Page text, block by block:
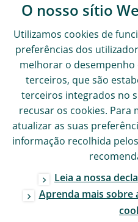
O nosso sítio
Utilizamos cookies de
preferências dos
melhorar o desempenho
terceiros, que são
terceiros integrados no
recusar os cookies. Para
atualizar as suas
informação recolhida
Leia a nossa
Aprenda mais sobre